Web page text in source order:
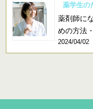
薬学生の
薬剤師に
めの方法
2024/04/02